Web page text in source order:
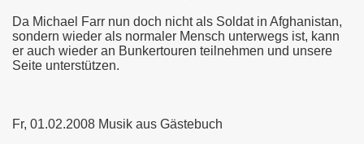
Da Michael Farr nun doch nicht als Soldat in Afghanistan,
sondern wieder als normaler Mensch unterwegs ist, kann
er auch wieder an Bunkertouren teilnehmen und unsere
Seite unterstützen.
Fr, 01.02.2008 Musik aus Gästebuch